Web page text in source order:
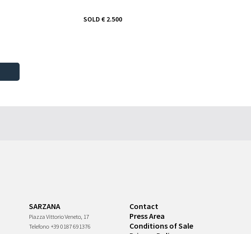
SOLD € 2.500
SARZANA
Piazza Vittorio Veneto, 17
Telefono +39 0187 691376
Contact
Press Area
Conditions of Sale